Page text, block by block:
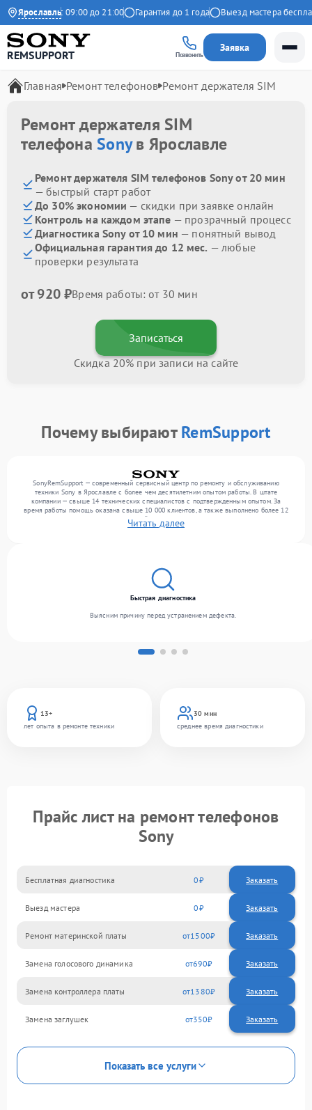
Ярославль
Ежедневно с 09:00 до 21:00 Гарантия до 1 года Выезд мастера
REMSUPPORT Позвонить
Заявка
Главная Ремонт телефонов Ремонт держателя SIM
Ремонт держателя SIM
телефонаSonyв Ярославле
Ремонт держателя SIM телефонов Sony от 20 мин
— быстрый старт работ
До 30% экономии — скидки при заявке онлайн
Контроль на каждом этапе — прозрачный процесс
Диагностика Sony от 10 мин — понятный вывод
Официальная гарантия до 12 мес. — любые
проверки результата
от 920 ₽Время работы: от 30 мин
Записаться
Скидка 20% при записи на сайте
Почему выбираютRemSupport
SonyRemSupport — современный сервисный центр по ремонту и обслуживанию
техники Sony в Ярославле с более чем десятилетним опытом работы. В штате
компании — свыше 14 технических специалистов с подтвержденным опытом. За
время работы помощь оказана свыше 10 000 клиентов, а также выполнено более 12
000 ремонтов. Ежемесячно в сервисный центр поступает свыше 300 единиц техники,
включая , , . Мы беремся за задачи любой сложности и гарантируем высокое
Читать далее
13+
лет опыта в ремонте техники
30 мин
среднее время диагностики
Быстрая диагностика
Выясним причину перед устранением дефекта.
Прайс лист на ремонт телефонов
Sony
Бесплатная диагностика 0 Заказать
Выезд мастера 0 Заказать
Ремонт материнской платы 1500
Замена голосового динамика 690
Замена контроллера платы 1380
Замена заглушек 350
Показать все услуги